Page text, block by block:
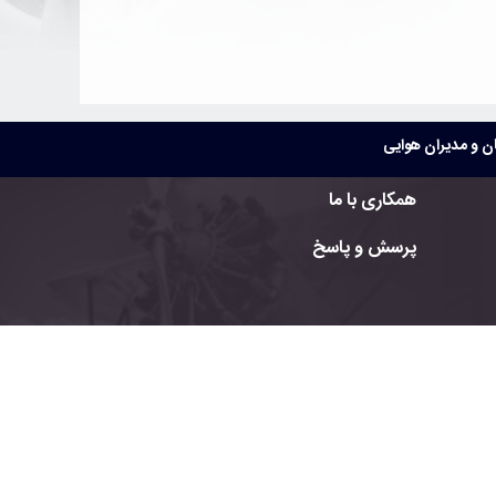
و مدیران هوایی
همکاری با ما
پرسش و پاسخ